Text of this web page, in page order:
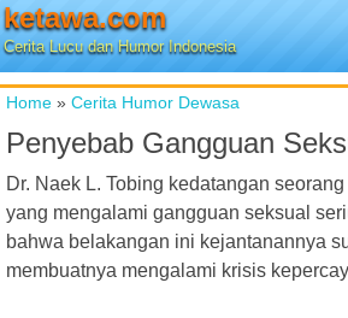
ketawa.com
Cerita Lucu dan Humor Indonesia
Home » Cerita Humor Dewasa
Penyebab Gangguan
Dr. Naek L. Tobing kedatangan
yang mengalami gangguan seksual
bahwa belakangan ini kejantanannya
membuatnya mengalami krisis